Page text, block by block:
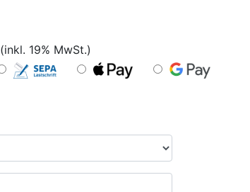
(inkl. 19% MwSt.)